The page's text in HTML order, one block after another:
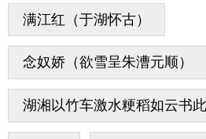
满江红（于湖怀古）
念奴娇（欲雪呈朱漕元顺）
湖湘以竹车激水粳稻如云书